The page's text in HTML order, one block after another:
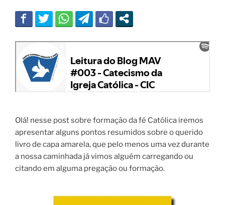
Olá! nesse post sobre formação da fé Católica iremos
apresentar alguns pontos resumidos sobre o querido
livro de capa amarela, que pelo menos uma vez durante
a nossa caminhada já vimos alguém carregando ou
citando em alguma pregação ou formação.